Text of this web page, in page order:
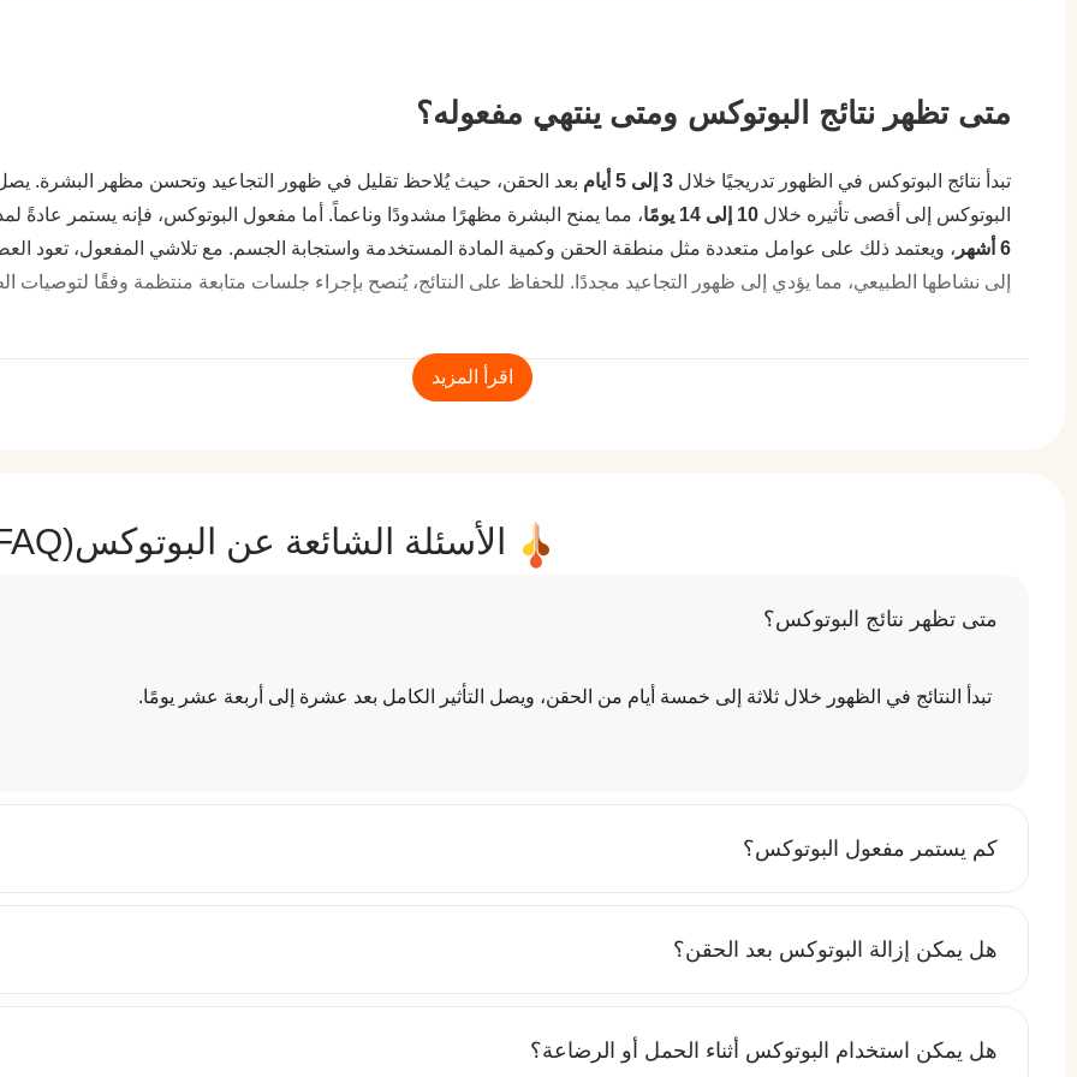
متى تظهر نتائج البوتوكس ومتى ينتهي مفعوله؟
تبدأ نتائج البوتوكس في الظهور تدريجيًا خلال 3 إلى 5 أيام
بعد الحقن، حيث يُلاحظ تقليل في ظهور التجاعيد وتحسن مظهر البشرة.
البوتوكس إلى أقصى تأثيره خلال 10 إلى 14 يومًا ، مما يمنح البشرة مظهرًا مشدودًا وناعماً. أما مفعول البوتوكس، فإنه يستمر عادةً
6 أشهر
، ويعتمد ذلك على عوامل متعددة مثل منطقة الحقن وكمية المادة المستخدمة واستجابة الجسم. مع تلاشي المفعول، تعود
إلى نشاطها الطبيعي، مما يؤدي إلى ظهور التجاعيد مجددًا. للحفاظ على النتائج، يُنصح بإجراء جلسات متابعة منتظمة وفقًا لتوصيات
البوتوكس يُستخدم لأغراض تجميلية وعلاجية، ويأتي بأنواع مختلفة تناسب كل حالة وفقًا للاحتياجات الفردية. تختلف هذه الأنواع من
يُستخدم لعلاج التجاعيد والخطوط التعبيرية التي تظهر بسبب حركات الوجه المتكررة مثل التجاعيد حول العينين وعلى الجبهة وبين
يُستخدم لعلاج بعض الحالات الطبية مثل الشلل التشنجي والاضطرابات العصبية التي تؤثر على حركة العضلات يساعد في تقليل
اقرأ المزيد
الأسئلة الشائعة عن البوتوكس(FAQ)
متى تظهر نتائج البوتوكس؟
تبدأ النتائج في الظهور خلال ثلاثة إلى خمسة أيام من الحقن، ويصل التأثير الكامل بعد عشرة إلى أربعة عشر يومًا.
كم يستمر مفعول البوتوكس؟
هل يمكن إزالة البوتوكس بعد الحقن؟
هل يمكن استخدام البوتوكس أثناء الحمل أو الرضاعة؟